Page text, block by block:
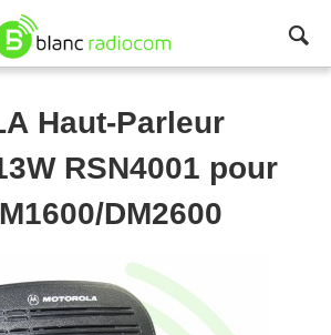
Haut-Parleur
RSN4001 pour
DM2600